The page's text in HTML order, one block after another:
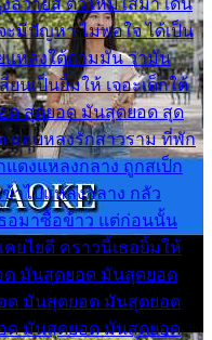
มีปัญหา ไม่พอใจ ได้เป็น
แหลงใต้ถามมัน ว่ามัน
นเป็นยิ้มให้ เจอะเด็กใต้
ด สุดยอด มันสุดยอด สุด
แอบหลงรักสาวราม ที่พัก
แดงแหลงกลาง ถูกสเป็ก
ข้าไปแหลงกลาง กลัว
อมาซื้อข้าว แต่ก่อนนั้น
คยไยดี คราวนี้เธอยิ้มให้
ด มันสุดยอด มันสุดยอด
ด มันสุดยอด มันสุดยอด
ด มันสุดยอด มันสุดยอด